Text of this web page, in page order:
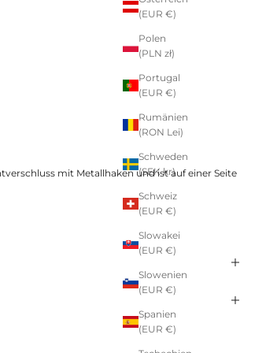
(EUR €)
Polen
(PLN zł)
Portugal
(EUR €)
Rumänien
(RON Lei)
Schweden
(SEK kr)
Schweiz
(EUR €)
Slowakei
(EUR €)
Slowenien
(EUR €)
Spanien
(EUR €)
mit Metallhaken und ist auf einer Seite